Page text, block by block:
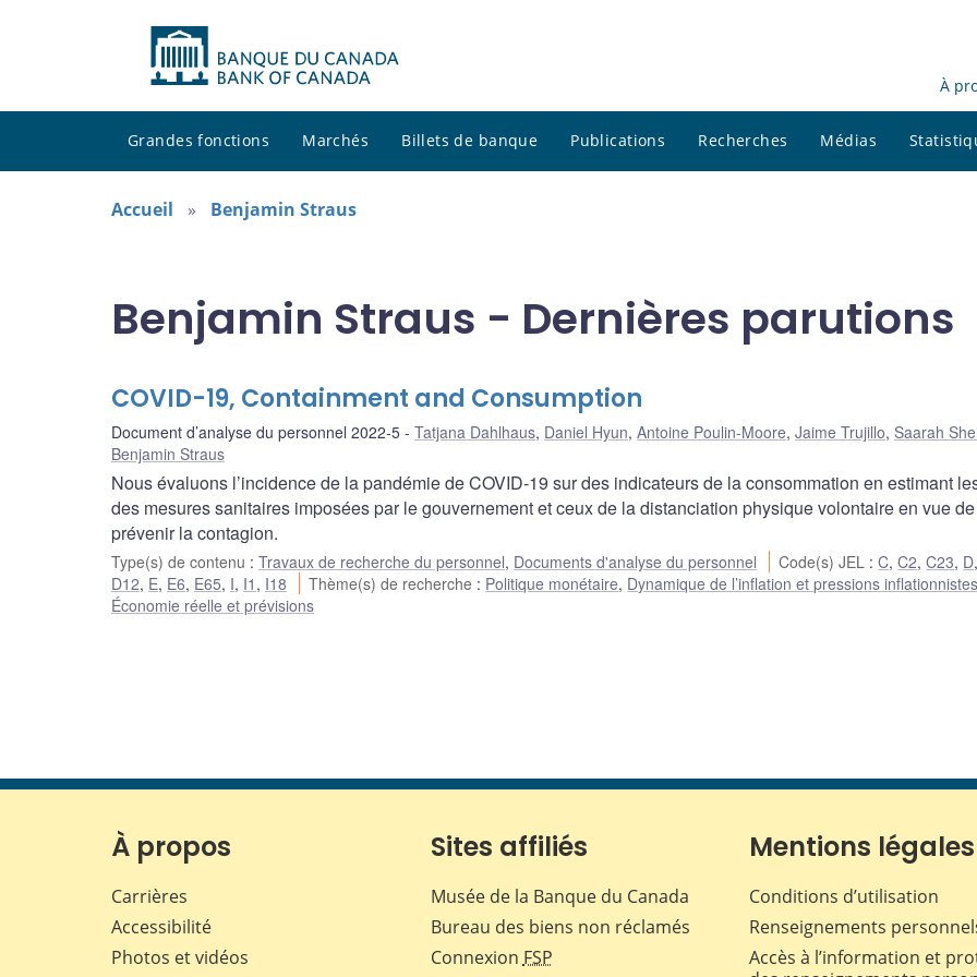
À
Grandes fonctions Marchés Billets de banque Publications Recherches Médias
Accueil Benjamin Straus
Benjamin Straus - Dernières parutions
COVID-19, Containment and Consumption
Document d’analyse du personnel 2022-5 Tatjana Dahlhaus, Daniel Hyun, Antoine Poulin-Moore, Jaime Trujillo, Saarah
Benjamin Straus
Nous évaluons l’incidence de la pandémie de COVID-19 sur des indicateurs de la consommation en estimant
des mesures sanitaires imposées par le gouvernement et ceux de la distanciation physique volontaire en vue de
prévenir la contagion.
Type(s) de contenu : Travaux de recherche du personnel, Documents d'analyse du personnel Code(s) JEL :C,C2,C23, D,
D12, E, E6, E65, I, I1 , I18 Thème(s) de recherche : Politique monétaire, Dynamique de l’inflation et pressions inflationnistes
Économie réelle et prévisions
À propos
Carrières
Accessibilité
Photos et vidéos
Sites affiliés
Musée de la Banque du Canada
Bureau des biens non réclamés
Connexion FSP
Mentions légales
Conditions d’utilisation
Renseignements
Accès à l’information et